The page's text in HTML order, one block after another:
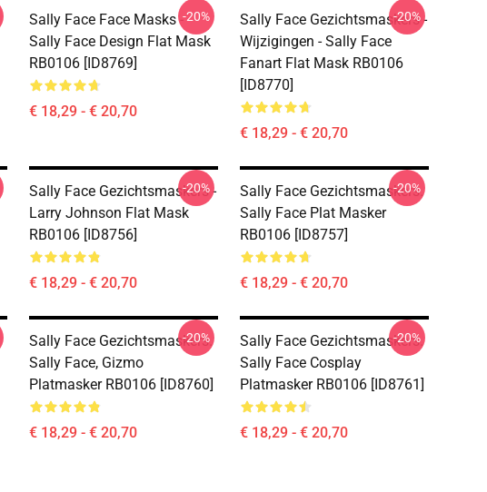
Sally Face Face Masks -
Sally Face Design Flat Mask
RB0106 [ID8769]
€ 18,29 - € 20,70
-20%
Sally Face Gezichtsmaskers -
Wijzigingen - Sally Face
Fanart Flat Mask RB0106
[ID8770]
€ 18,29 - € 20,70
-20%
Sally Face Gezichtsmaskers -
Larry Johnson Flat Mask
RB0106 [ID8756]
€ 18,29 - € 20,70
-20%
Sally Face Gezichtsmaskers.
Sally Face Plat Masker
RB0106 [ID8757]
€ 18,29 - € 20,70
-20%
Sally Face Gezichtsmaskers.
Sally Face, Gizmo
Platmasker RB0106 [ID8760]
€ 18,29 - € 20,70
-20%
Sally Face Gezichtsmaskers.
Sally Face Cosplay
Platmasker RB0106 [ID8761]
€ 18,29 - € 20,70
-20%